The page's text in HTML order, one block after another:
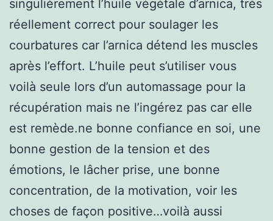
singulièrement l’huile végétale d’arnica, très
réellement correct pour soulager les
courbatures car l’arnica détend les muscles
après l’effort. L’huile peut s’utiliser vous
voilà seule lors d’un automassage pour la
récupération mais ne l’ingérez pas car elle
est remède.ne bonne confiance en soi, une
bonne gestion de la tension et des
émotions, le lâcher prise, une bonne
concentration, de la motivation, voir les
choses de façon positive…voilà aussi